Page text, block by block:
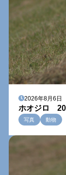
2026年8月6日
ホオジロ
写真 動物